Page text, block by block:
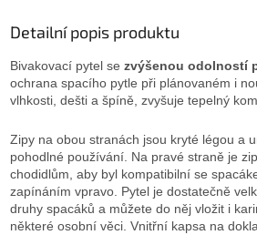
Detailní popis produktu
Bivakovací pytel se zvýšenou odolností
ochrana spacího pytle při plánovaném i
vlhkosti, dešti a špíně, zvyšuje tepelný
Zipy na obou stranách jsou kryté légou a
pohodlné používání. Na pravé straně je
chodidlům, aby byl kompatibilní se
zapínáním vpravo. Pytel je dostatečně
druhy spacáků a můžete do něj vložit i
některé osobní věci. Vnitřní kapsa na